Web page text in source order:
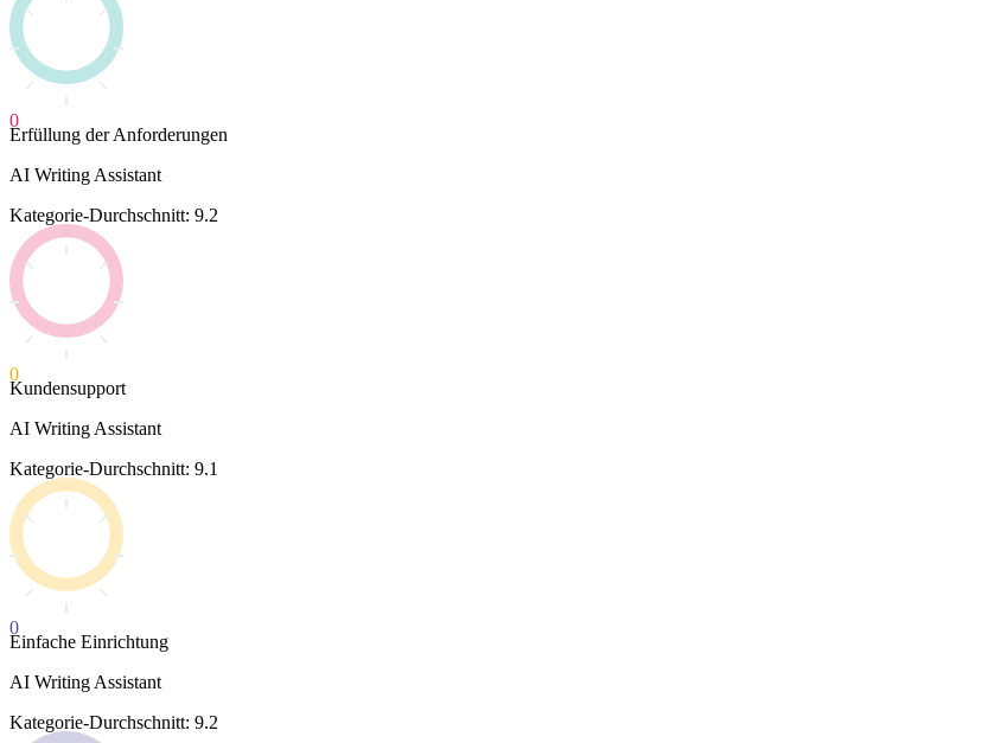
0
Erfüllung der Anforderungen
AI Writing Assistant
Kategorie-Durchschnitt: 9.2
0
Kundensupport
AI Writing Assistant
Kategorie-Durchschnitt: 9.1
0
Einfache Einrichtung
AI Writing Assistant
Kategorie-Durchschnitt: 9.2